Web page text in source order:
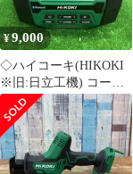
¥9,000
◇ハイコーキ(HIKOKI
※旧:日立工機) コード
レスラジオ
UR18DA(NN)【草加
店】